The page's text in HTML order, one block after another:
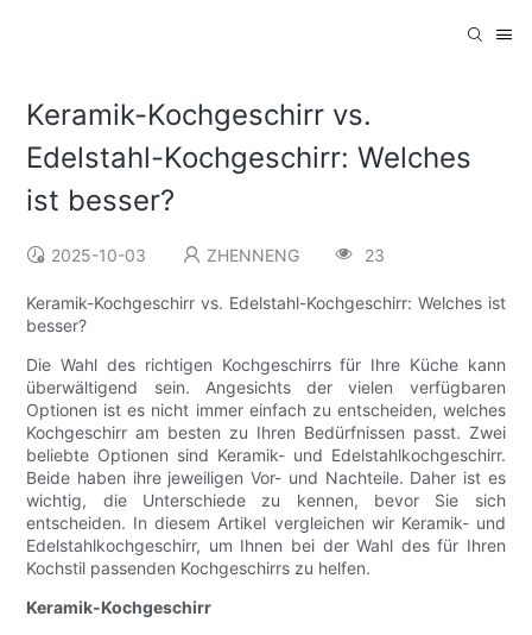
Keramik-Kochgeschirr vs.
Edelstahl-Kochgeschirr: Welches
ist besser?
2025-10-03 ZHENNENG 23
Keramik-Kochgeschirr vs. Edelstahl-Kochgeschirr: Welches ist
besser?
Die Wahl des richtigen Kochgeschirrs für Ihre Küche kann
überwältigend sein. Angesichts der vielen verfügbaren
Optionen ist es nicht immer einfach zu entscheiden, welches
Kochgeschirr am besten zu Ihren Bedürfnissen passt. Zwei
beliebte Optionen sind Keramik- und Edelstahlkochgeschirr.
Beide haben ihre jeweiligen Vor- und Nachteile. Daher ist es
wichtig, die Unterschiede zu kennen, bevor Sie sich
entscheiden. In diesem Artikel vergleichen wir Keramik- und
Edelstahlkochgeschirr, um Ihnen bei der Wahl des für Ihren
Kochstil passenden Kochgeschirrs zu helfen.
Keramik-Kochgeschirr